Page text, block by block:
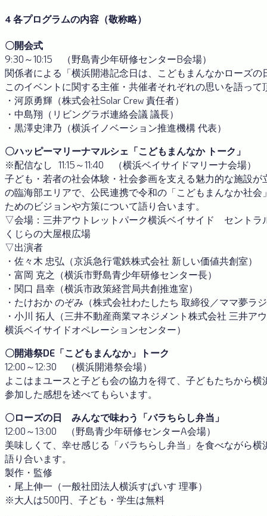
4 各プログラムの内容（敬称略）
〇開会式
9:30～10:15 （野島青少年研修センターB会場）
関係者による「横浜開港記念日は、こどもまんなかローズの
このイベントに関する主催・共催者それぞれの思いを語って
・河原勇輝（株式会社Solar Crew 責任者）
・中島翔（リビングラボ連絡会議 議長）
・黒澤史津乃（横浜イノベーション推進機構 代表）
〇ハッピーマリーナマルシェ「こどもまんなか トーク」
※配信なし 11:15～11:40 （横浜ベイサイドマリーナ会場）
子ども・若者の社会体験・社会参画を支える魅力的な施設が
の臨海部エリアで、公民連携で令和の「こどもまんなか社会
ためのビジョンや方策について語り合います。
▽会場：三井アウトレットパーク横浜ベイサイド セントラ
くじらの大屋根広場
▽出演者
・佐々木 忠弘（京浜急行電鉄株式会社 新しい価値共創室）
・富岡 克之（横浜市野島青少年研修センター長）
・関口 昌幸（横浜市政策経営局共創推進室）
・たけおか のぞみ（株式会社わたしたち 取締役／ママ夢ラ
・小川 拓人（三井不動産商業マネジメント株式会社 三井ア
横浜ベイサイドオペレーションセンター）
〇開港祭DE「こどもまんなか」トーク
12:00～12:30 （横浜開港祭会場）
よこはまユースと子ども会の協力を得て、子どもたちから横
参加した感想を述べてもらいます。
〇ローズの日 みんなで味わう「バラちらし弁当」
12:00～13:00 （野島青少年研修センターA会場）
美味しくて、幸せ感じる「バラちらし弁当」を食べながら横
語り合います。
製作・監修
・尾上伸一（一般社団法人横浜すぱいす 理事）
※大人は500円、子ども・学生は無料